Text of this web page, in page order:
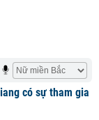
có sự tham gia